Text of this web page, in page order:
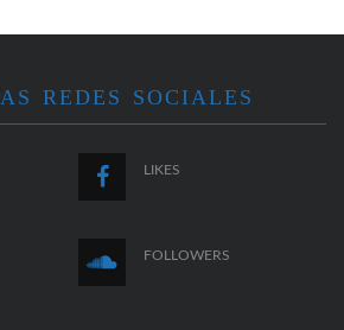
REDES SOCIALES
LIKES
FOLLOWERS